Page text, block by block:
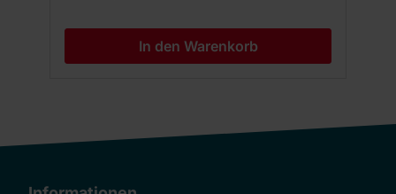
In den Warenkorb